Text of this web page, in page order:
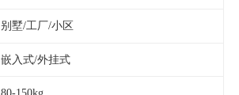
别墅/工厂/小区
嵌入式/外挂式